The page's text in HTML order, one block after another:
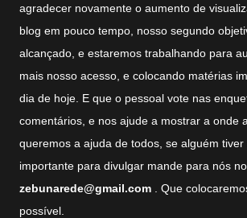
agradecer novamente o aumento de
blog em pouco tempo, nosso segundo
alcançado, e estaremos trabalhando para
mais nosso acesso, e colocando matérias
dia de hoje. E que o pessoal vote nas
comentários, e nos ajude a mostrar a onde
queremos a ajuda de todos, se alguém
importante para divulgar mande para nós
zebunarede@gmail.com
. Que
possível.